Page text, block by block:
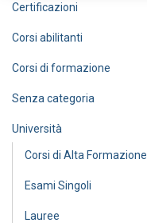
c
Certificazioni
Corsi abilitanti
Corsi di formazione
Senza categoria
Università
Corsi di Alta Formazione
Esami Singoli
Lauree